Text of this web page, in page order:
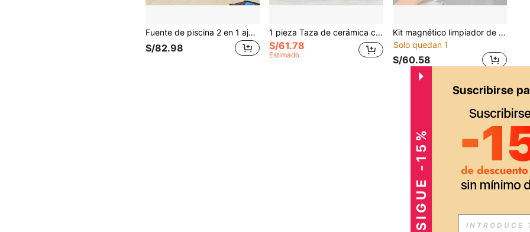
Fuente de piscina 2 en 1 ajustable con rotación de 360° e inclinación de 350°, función de doble rociado para piscina sobre el suelo/en el suelo, característica decorativa de agua para jardín exterior duradera, mecanismo de ajuste giratorio flexible
S/82.98
1 pieza Taza de cerámica creativa y colorida con forma de control de juego, taza para bebida de verano de 400ml, taza de café perfecta para coleccionistas de regalos originales para gamers
S/61.78
Estimado
Kit magnético limpiador de ventanas de doble cara, adecuado para vidrio de 3-10 mm de grosor - Portátil, sin necesidad de energía, herramienta de limpieza eficiente para residencias de gran altura y vehículos.
Solo quedan 1
S/60.58
CONSIGUE -15%